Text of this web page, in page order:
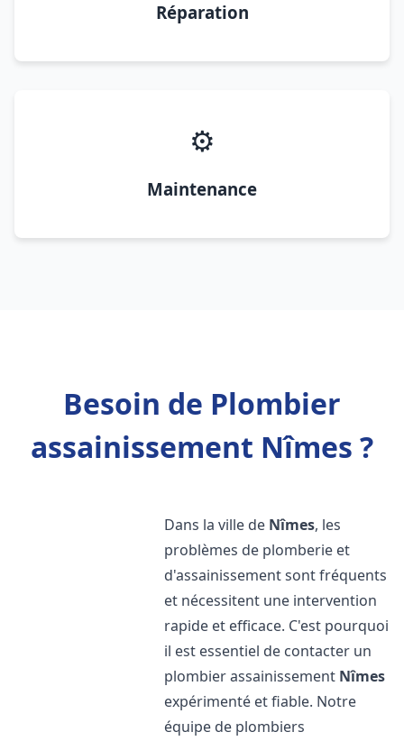
Réparation
⚙️
Maintenance
Besoin de Plombier
assainissement Nîmes ?
Dans la ville de Nîmes, les
problèmes de plomberie et
d'assainissement sont fréquents
et nécessitent une intervention
rapide et efficace. C'est pourquoi
il est essentiel de contacter un
plombier assainissement Nîmes
expérimenté et fiable. Notre
équipe de plombiers